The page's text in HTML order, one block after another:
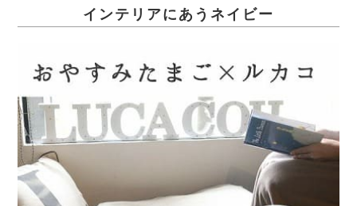
インテリアにあうネイビー